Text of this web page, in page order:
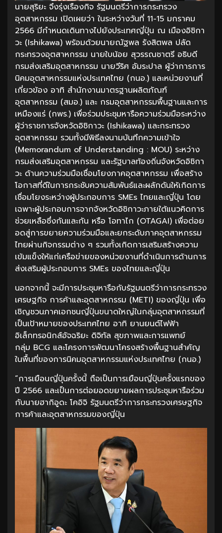
นายสุริยะ จึงรุ่งเรืองกิจ รัฐมนตรีว่าการกระทรวง
อุตสาหกรรม เปิดเผยว่า ในระหว่างวันที่ 11-15 มกราคม
2566 มีกำหนดเดินทางไปยังประเทศญี่ปุ่น ณ เมืองอิชิกา
วะ (Ishikawa) พร้อมด้วยนายณัฐพล รังสิตพล ปลัด
กระทรวงอุตสาหกรรม นายใบน้อย สุวรรณชาตรี อธิบดี
กรมส่งเสริมอุตสาหกรรม นายวีริศ อัมระปาล ผู้ว่าการการ
นิคมอุตสาหกรรมแห่งประเทศไทย (กนอ.) และหน่วยงานที่
เกี่ยวข้อง อาทิ สำนักงานมาตรฐานผลิตภัณฑ์
อุตสาหกรรม (สมอ.) และ กรมอุตสาหกรรมพื้นฐานและการ
เหมืองแร่ (กพร.) เพื่อร่วมประชุมหารือความร่วมมือระหว่าง
ผู้ว่าราชการจังหวัดอิชิกาวะ (Ishikawa) และกระทรวง
อุตสาหกรรม รวมทั้งมีพิธีลงนามบันทึกความเข้าใจ
(Memorandum of Understanding : MOU) ระหว่าง
กรมส่งเสริมอุตสาหกรรม และรัฐบาลท้องถิ่นจังหวัดอิชิกา
วะ ด้านความร่วมมือเชื่อมโยงภาคอุตสาหกรรม เพื่อสร้าง
โอกาสที่ดีในการกระชับความสัมพันธ์และผลักดันให้เกิดการ
เชื่อมโยงระหว่างผู้ประกอบการ SMEs ไทยและญี่ปุ่น โดย
เฉพาะผู้ประกอบการจากจังหวัดอิชิกาวะภายใต้แนวคิดการ
ช่วยเหลือซึ่งกันและกัน หรือ โอทาไก (OTAGAI) เพื่อต่อย
อดสู่การขยายความร่วมมือและยกระดับภาคอุตสาหกรรม
ไทยผ่านกิจกรรมต่าง ๆ รวมทั้งเกิดการเสริมสร้างความ
เข้มแข็งให้แก่เครือข่ายของหน่วยงานที่ดำเนินการด้านการ
ส่งเสริมผู้ประกอบการ SMEs ของไทยและญี่ปุ่น
นอกจากนี้ จะมีการประชุมหารือกับรัฐมนตรีว่าการกระทรวง
เศรษฐกิจ การค้าและอุตสาหกรรม (METI) ของญี่ปุ่น เพื่อ
เชิญชวนภาคเอกชนญี่ปุ่นขนาดใหญ่ในกลุ่มอุตสาหกรรมที่
เป็นเป้าหมายของประเทศไทย อาทิ ยานยนต์ไฟฟ้า
อิเล็กทรอนิกส์อัจฉริยะ ดิจิทัล สุขภาพและการแพทย์
กลุ่ม BCG และโครงการพัฒนาโครงสร้างพื้นฐานสำคัญ
ในพื้นที่ของการนิคมอุตสาหกรรมแห่งประเทศไทย (กนอ.)
“การเยือนญี่ปุ่นครั้งนี้ ถือเป็นการเยือนญี่ปุ่นครั้งแรกของ
ปี 2566 และเป็นการต่อยอดขยายผลการประชุมหารือร่วม
กับนายฮากิอูดะ โคอิจิ รัฐมนตรีว่าการกระทรวงเศรษฐกิจ
การค้าและอุตสาหกรรมของญี่ปุ่น